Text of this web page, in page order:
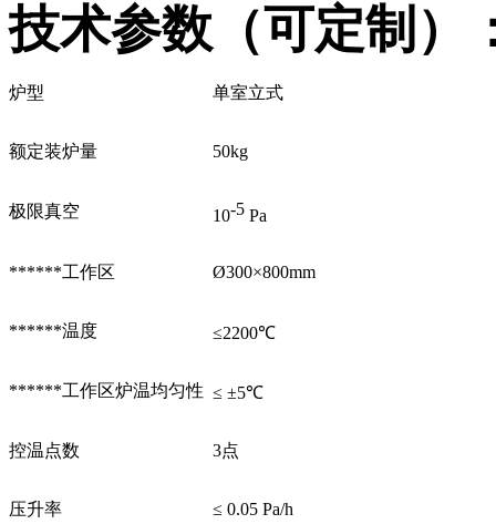
技术参数（可定制）
炉型 单室立式
额定装炉量 50kg
极限真空 10-5 Pa
******工作区 Ø300×800mm
******温度 ≤2200℃
******工作区炉温均匀性 ≤ ±5℃
控温点数 3点
压升率 ≤ 0.05 Pa/h